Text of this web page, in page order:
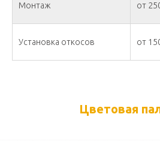
Монтаж от
Установка откосов от
Цветовая